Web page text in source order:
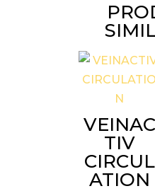
VEINAC
TIV
CIRCUL
ATION